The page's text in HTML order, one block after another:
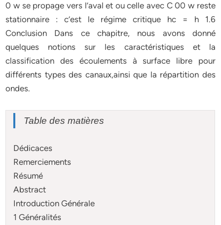
0 w se propage vers l’aval et ou celle avec C 00 w reste
stationnaire : c’est le régime critique hc = h 1.6
Conclusion Dans ce chapitre, nous avons donné
quelques notions sur les caractéristiques et la
classification des écoulements à surface libre pour
différents types des canaux,ainsi que la répartition des
ondes.
Table des matières
Dédicaces
Remerciements
Résumé
Abstract
Introduction Générale
1 Généralités